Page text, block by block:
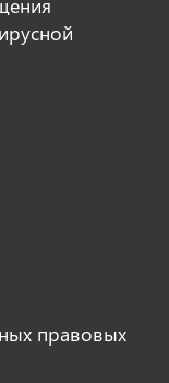
правовых